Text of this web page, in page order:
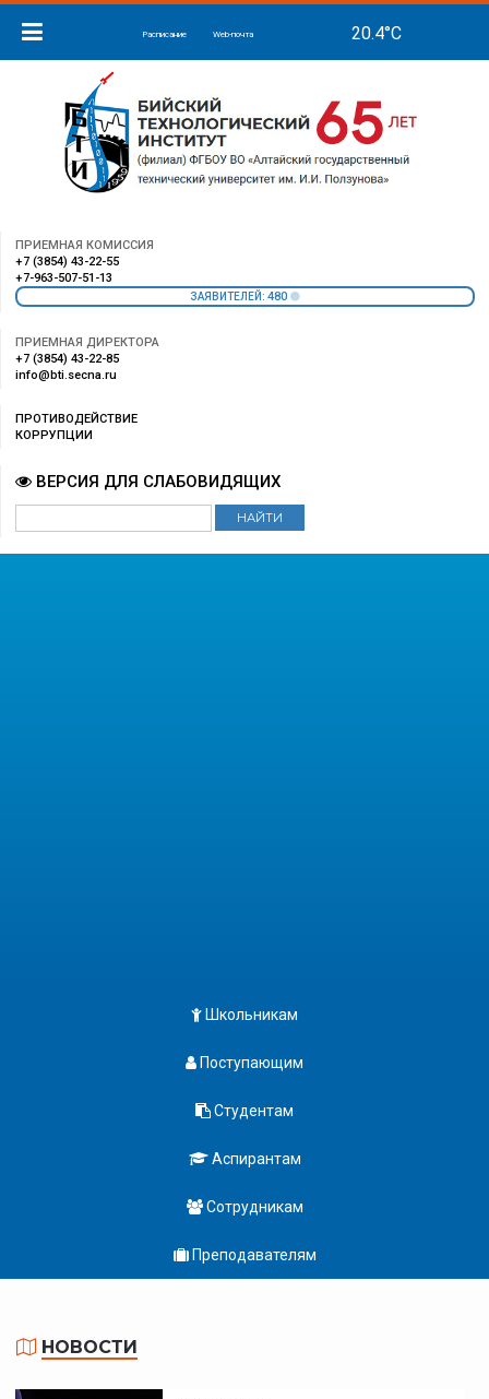
Расписание Web-почта
ПРИЕМНАЯ КОМИССИЯ
+7 (3854) 43-22-55
+7-963-507-51-13
ЗАЯВИТЕЛЕЙ: 480
ПРИЕМНАЯ ДИРЕКТОРА
+7 (3854) 43-22-85
info@bti.secna.ru
ПРОТИВОДЕЙСТВИЕ
КОРРУПЦИИ
ВЕРСИЯ ДЛЯ СЛАБОВИДЯЩИХ
Школьникам
Поступающим
Студентам
Аспирантам
Сотрудникам
Преподавателям
НОВОСТИ